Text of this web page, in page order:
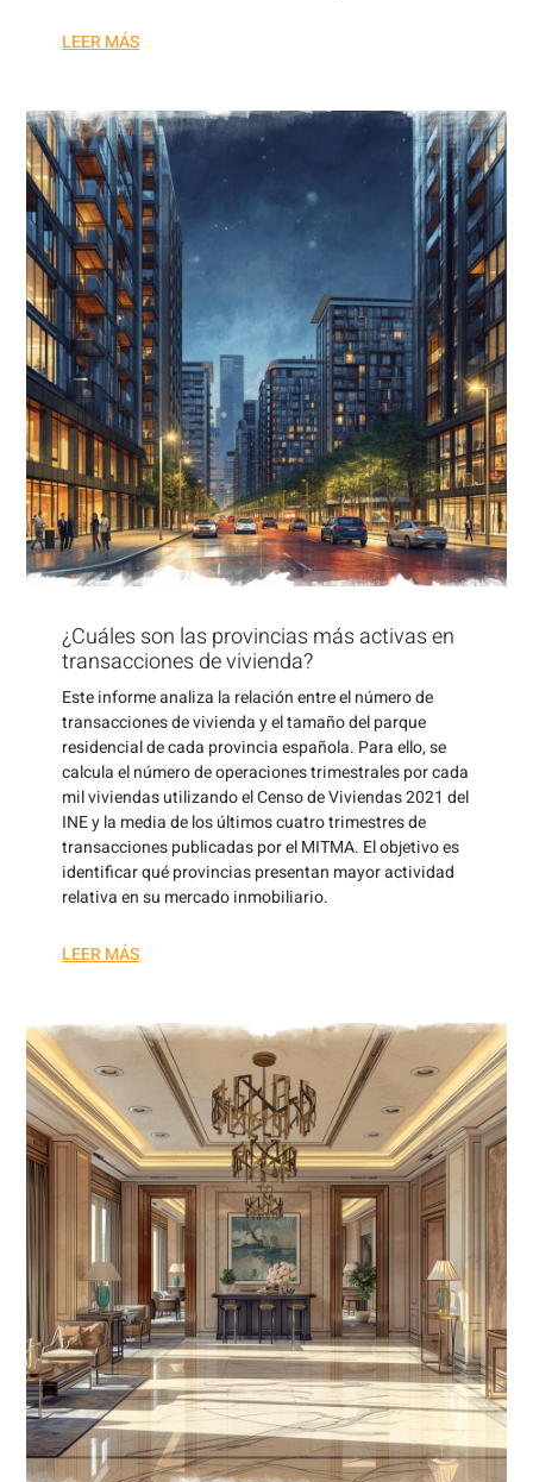
LEER MÁS
¿Cuáles son las provincias más activas en
transacciones de vivienda?
Este informe analiza la relación entre el número de
transacciones de vivienda y el tamaño del parque
residencial de cada provincia española. Para ello, se
calcula el número de operaciones trimestrales por cada
mil viviendas utilizando el Censo de Viviendas 2021 del
INE y la media de los últimos cuatro trimestres de
transacciones publicadas por el MITMA. El objetivo es
identificar qué provincias presentan mayor actividad
relativa en su mercado inmobiliario.
LEER MÁS